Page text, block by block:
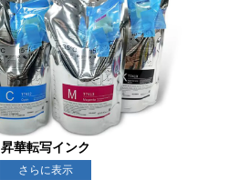
昇華転写インク
さらに表示